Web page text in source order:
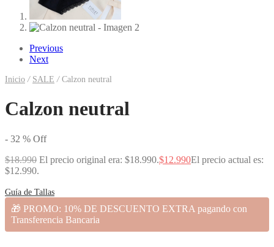
Previous
Next
Inicio / SALE /Calzon neutral
Calzon neutral
- 32 % Off
$18.990 El precio original era: $18.990.$12.990El precio actual es:
$12.990.
Guía de Tallas
🎁 PROMO: 10% DE DESCUENTO EXTRA pagando con
Transferencia Bancaria